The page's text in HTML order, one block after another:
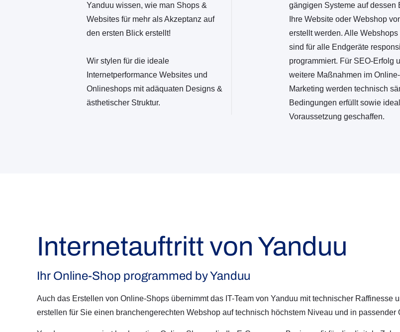
Yanduu wissen, wie man Shops &
Websites für mehr als Akzeptanz auf
den ersten Blick erstellt!
Wir stylen für die ideale
Internetperformance Websites und
Onlineshops mit adäquaten Designs &
ästhetischer Struktur.
gängigen Systeme auf dessen
Ihre Website oder Webshop
erstellt werden. Alle Webshops
sind für alle Endgeräte
programmiert. Für SEO-Erfolg
weitere Maßnahmen im Online-
Marketing werden technisch
Bedingungen erfüllt sowie
Voraussetzung geschaffen.
Internetauftritt von Yanduu
Ihr Online-Shop programmed by Yanduu
Auch das Erstellen von Online-Shops übernimmt das IT-Team von Yanduu mit technischer Raffinesse
erstellen für Sie einen branchengerechten Webshop auf technisch höchstem Niveau und in passender